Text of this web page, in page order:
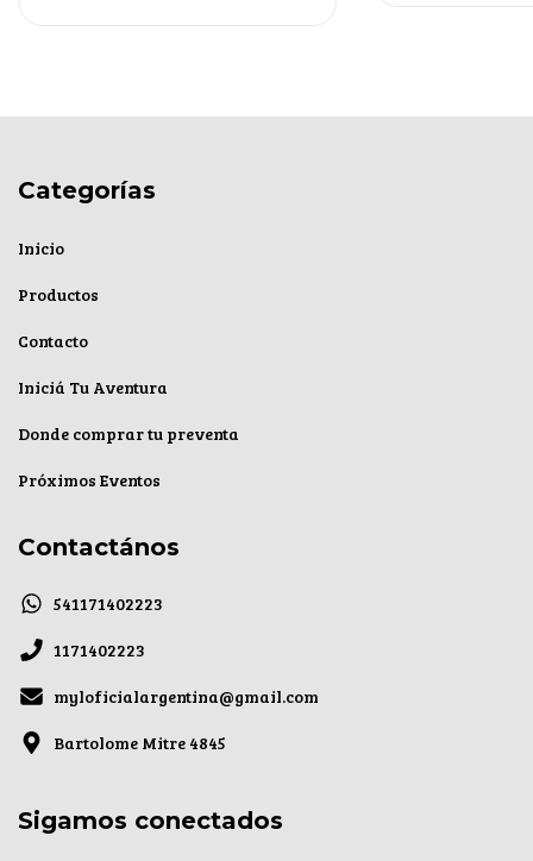
Categorías
Inicio
Productos
Contacto
Iniciá Tu Aventura
Donde comprar tu preventa
Próximos Eventos
Contactános
541171402223
1171402223
myloficialargentina@gmail.com
Bartolome Mitre 4845
Sigamos conectados